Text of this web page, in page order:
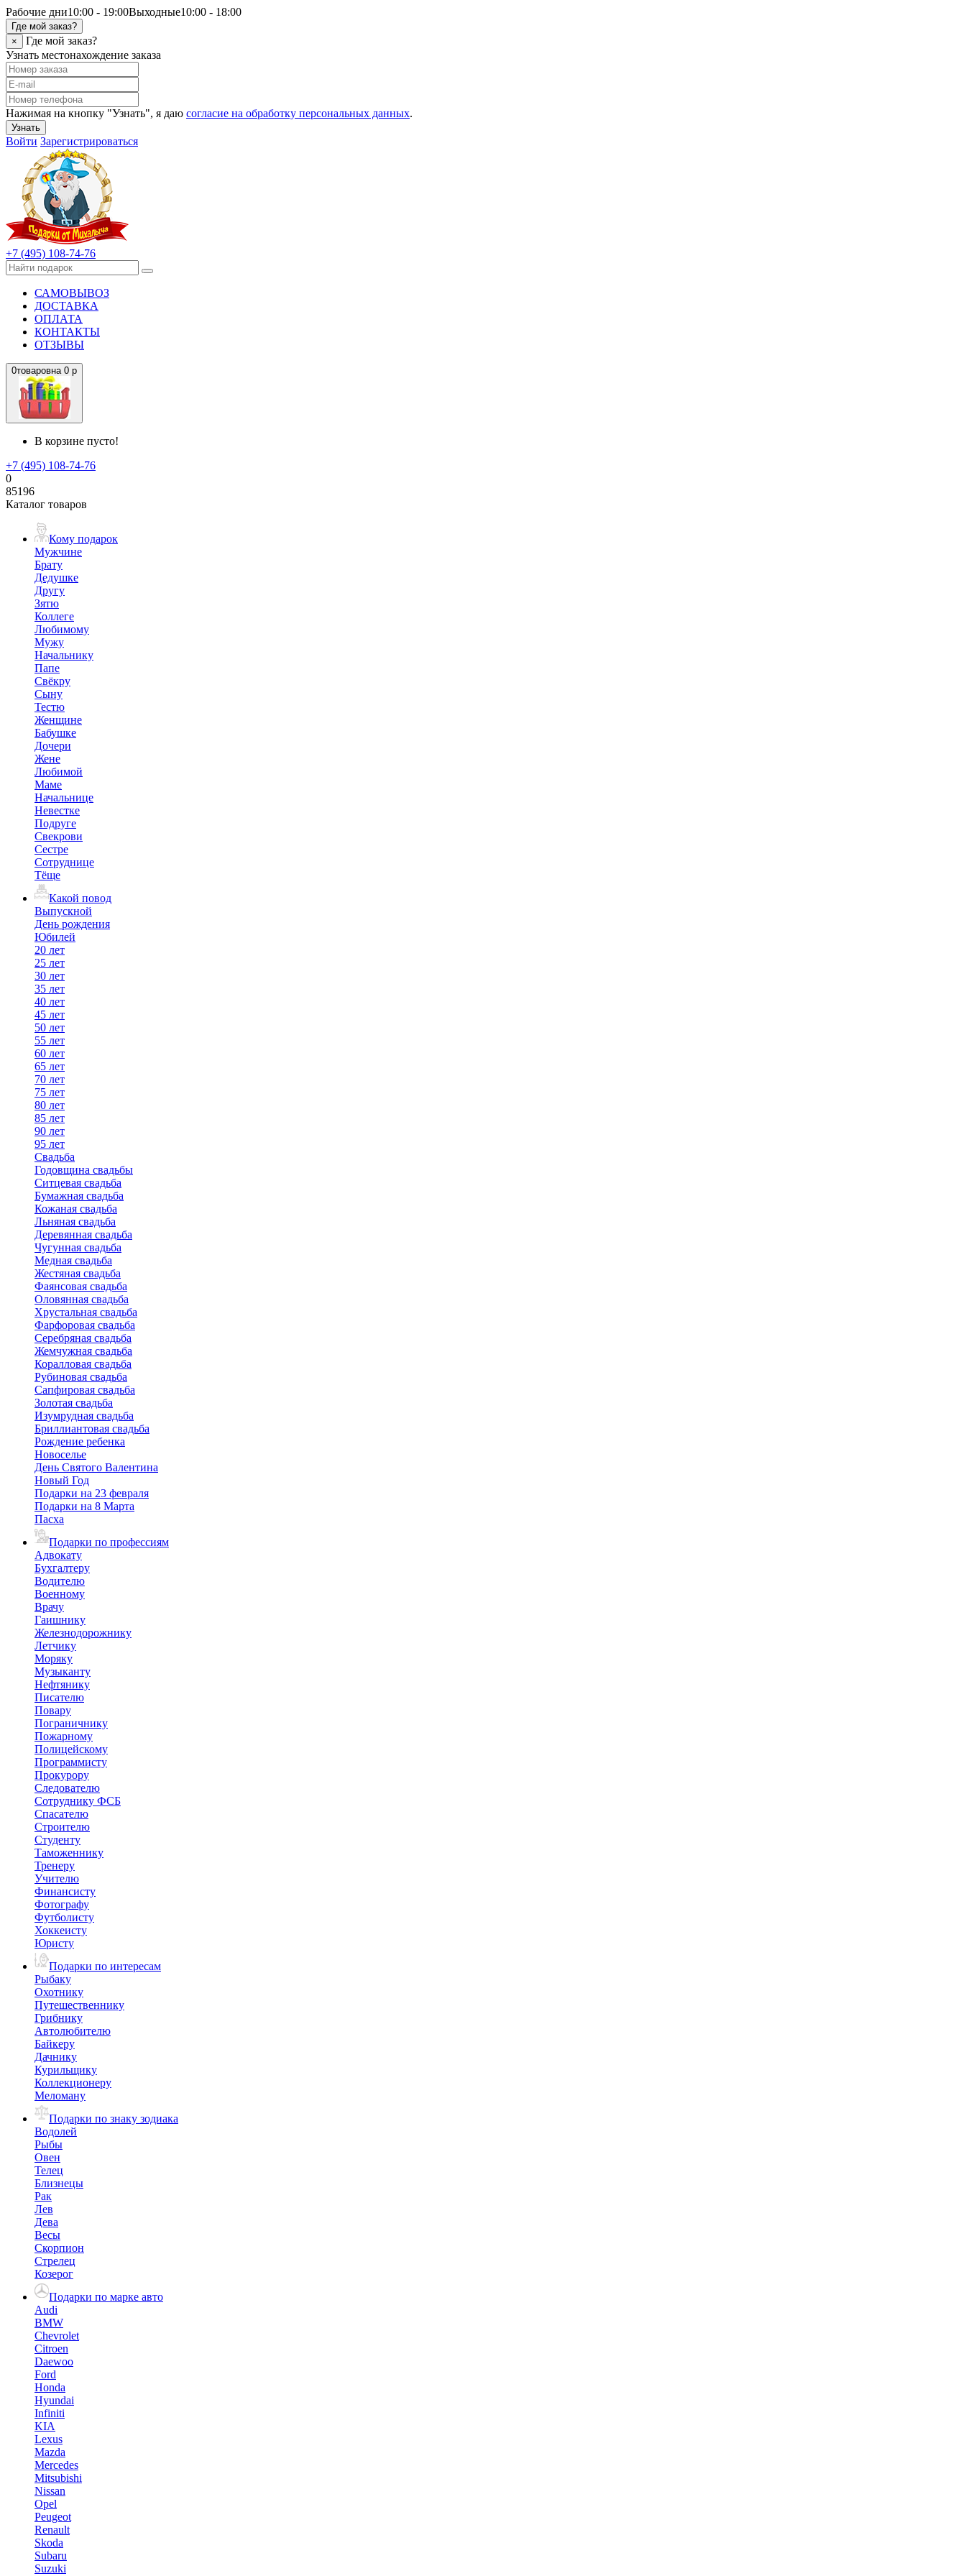
Рабочие дни10:00 - 19:00Выходные10:00 - 18:00
Где мой заказ?
×
Где мой заказ?
Узнать местонахождение заказа
Нажимая на кнопку "Узнать", я даю согласие на обработку персональных данных.
Узнать
Войти Зарегистрироваться
+7 (495) 108-74-76
САМОВЫВОЗ
ДОСТАВКА
ОПЛАТА
КОНТАКТЫ
ОТЗЫВЫ
0товаровна 0 р
В корзине пусто!
+7 (495) 108-74-76
0
85196
Каталог товаров
Кому подарок
Мужчине
Брату
Дедушке
Другу
Зятю
Коллеге
Любимому
Мужу
Начальнику
Папе
Свёкру
Сыну
Тестю
Женщине
Бабушке
Дочери
Жене
Любимой
Маме
Начальнице
Невестке
Подруге
Свекрови
Сестре
Сотруднице
Тёще
Какой повод
Выпускной
День рождения
Юбилей
20 лет
25 лет
30 лет
35 лет
40 лет
45 лет
50 лет
55 лет
60 лет
65 лет
70 лет
75 лет
80 лет
85 лет
90 лет
95 лет
Свадьба
Годовщина свадьбы
Ситцевая свадьба
Бумажная свадьба
Кожаная свадьба
Льняная свадьба
Деревянная свадьба
Чугунная свадьба
Медная свадьба
Жестяная свадьба
Фаянсовая свадьба
Оловянная свадьба
Хрустальная свадьба
Фарфоровая свадьба
Серебряная свадьба
Жемчужная свадьба
Коралловая свадьба
Рубиновая свадьба
Сапфировая свадьба
Золотая свадьба
Изумрудная свадьба
Бриллиантовая свадьба
Рождение ребенка
Новоселье
День Святого Валентина
Новый Год
Подарки на 23 февраля
Подарки на 8 Марта
Пасха
Подарки по профессиям
Адвокату
Бухгалтеру
Водителю
Военному
Врачу
Гаишнику
Железнодорожнику
Летчику
Моряку
Музыканту
Нефтянику
Писателю
Повару
Пограничнику
Пожарному
Полицейскому
Программисту
Прокурору
Следователю
Сотруднику ФСБ
Спасателю
Строителю
Студенту
Таможеннику
Тренеру
Учителю
Финансисту
Фотографу
Футболисту
Хоккеисту
Юристу
Подарки по интересам
Рыбаку
Охотнику
Путешественнику
Грибнику
Автолюбителю
Байкеру
Дачнику
Курильщику
Коллекционеру
Меломану
Подарки по знаку зодиака
Водолей
Рыбы
Овен
Телец
Близнецы
Рак
Лев
Дева
Весы
Скорпион
Стрелец
Козерог
Подарки по марке авто
Audi
BMW
Chevrolet
Citroen
Daewoo
Ford
Honda
Hyundai
Infiniti
KIA
Lexus
Mazda
Mercedes
Mitsubishi
Nissan
Opel
Peugeot
Renault
Skoda
Subaru
Suzuki